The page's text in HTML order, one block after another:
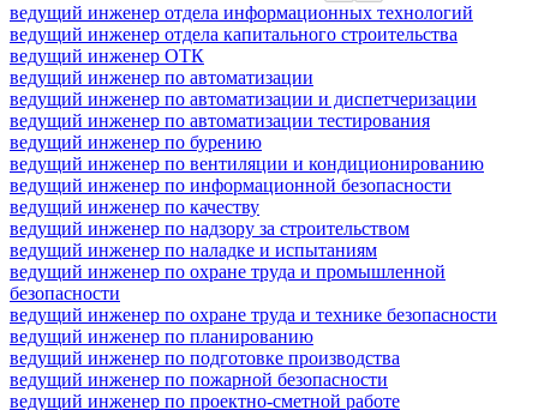
ведущий инженер отдела информационных технологий
ведущий инженер отдела капитального строительства
ведущий инженер ОТК
ведущий инженер по автоматизации
ведущий инженер по автоматизации и диспетчеризации
ведущий инженер по автоматизации тестирования
ведущий инженер по бурению
ведущий инженер по вентиляции и кондиционированию
ведущий инженер по информационной безопасности
ведущий инженер по качеству
ведущий инженер по надзору за строительством
ведущий инженер по наладке и испытаниям
ведущий инженер по охране труда и промышленной
безопасности
ведущий инженер по охране труда и технике безопасности
ведущий инженер по планированию
ведущий инженер по подготовке производства
ведущий инженер по пожарной безопасности
ведущий инженер по проектно-сметной работе